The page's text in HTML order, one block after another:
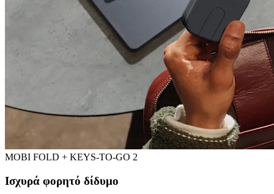
MOBI FOLD + KEYS-TO-GO 2
Ισχυρά φορητό δίδυμο